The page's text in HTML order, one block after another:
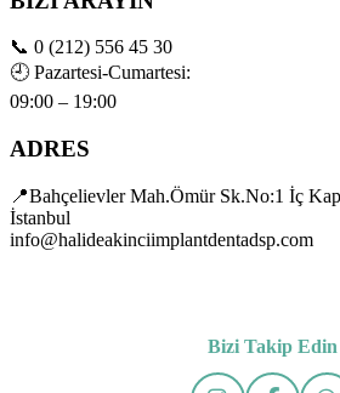
📞 0 (212) 556 45 30
🕘 Pazartesi-Cumartesi:
09:00 – 19:00
ADRES
📍Bahçelievler Mah.Ömür Sk.No:1 İç
İstanbul
info@halideakinciimplantdentadsp.com
Bizi Takip Edin